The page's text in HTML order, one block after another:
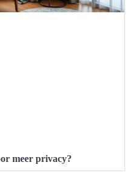
meer privacy?